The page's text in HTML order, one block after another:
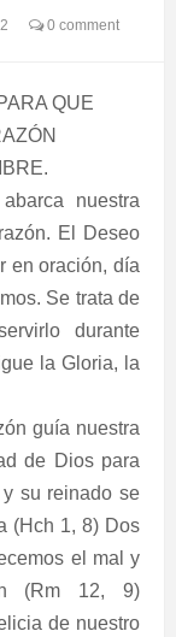
0 comment
QUE
nuestra
El Deseo
en oración, día
Se trata de
durante
la Gloria, la
guía nuestra
de Dios para
su reinado se
(Hch 1, 8) Dos
el mal y
(Rm 12, 9)
de nuestro